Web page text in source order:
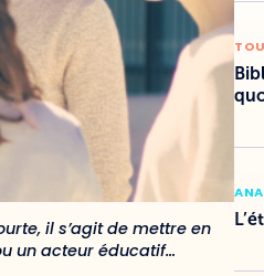
il s’agit de mettre en
un acteur éducatif…